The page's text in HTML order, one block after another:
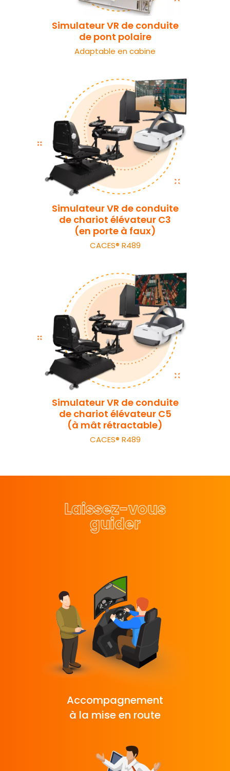
Simulateur VR de conduite
de pont polaire
Adaptable en cabine
Simulateur VR de conduite
de chariot élévateur C3
(en porte à faux)
CACES® R489
Simulateur VR de conduite
de chariot élévateur C5
(à mât rétractable)
CACES® R489
Laissez-vous
guider
Accompagnement
à la mise en route